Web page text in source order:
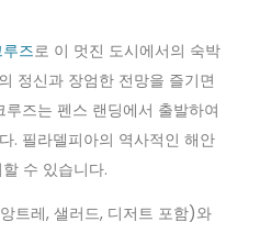
즈로 이 멋진 도시에서의 숙박
정신과 장엄한 전망을 즐기면
즈는 펜스 랜딩에서 출발하여
. 필라델피아의 역사적인 해안
수 있습니다.
트레, 샐러드, 디저트 포함)와